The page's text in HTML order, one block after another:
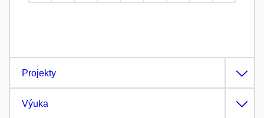
Projekty
Výuka